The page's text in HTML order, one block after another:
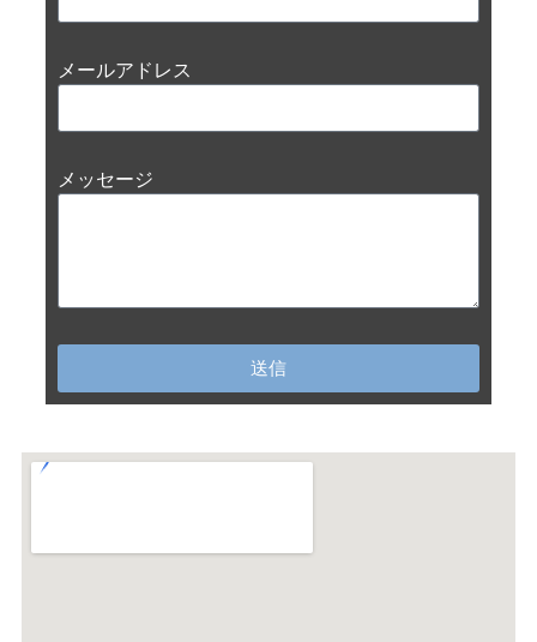
メールアドレス
メッセージ
送信